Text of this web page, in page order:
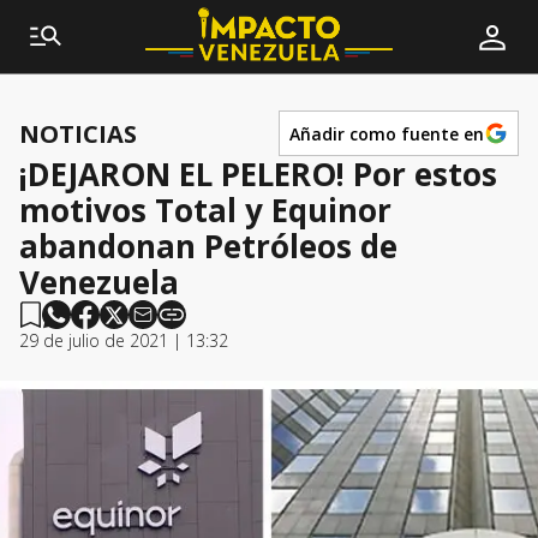
NOTICIAS Añadir como fuente en
¡DEJARON EL PELERO! Por estos
motivos Total y Equinor
abandonan Petróleos de
Venezuela
29 de julio de 2021 | 13:32